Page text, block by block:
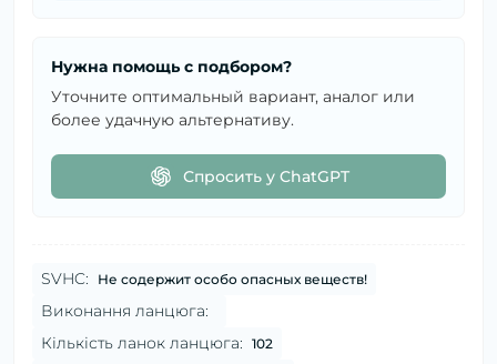
Нужна помощь с подбором?
Уточните оптимальный вариант, аналог или
более удачную альтернативу.
Спросить у ChatGPT
SVHC: Не содержит особо опасных веществ!
Виконання ланцюга:
Кількість ланок ланцюга: 102